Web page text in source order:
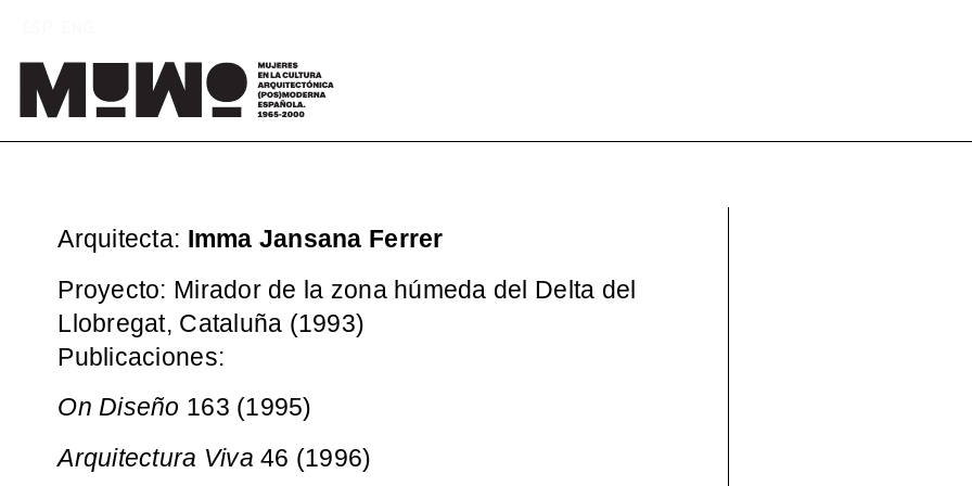
al
contenido
MuWo – Mujeres en la
Arquitecta: Imma Jansana Ferrer
Proyecto: Mirador de la zona húmeda del Delta del
Llobregat, Cataluña (1993)
Publicaciones:
On Diseño 163 (1995)
Arquitectura Viva46 (1996)